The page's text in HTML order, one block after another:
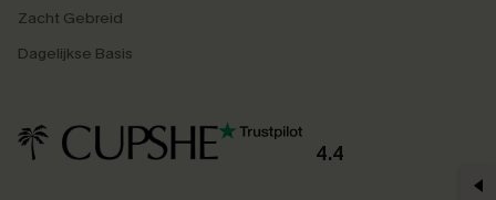
Zacht Gebreid
Dagelijkse Basis
4.4